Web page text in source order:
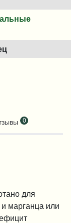
0
для
и марганца или